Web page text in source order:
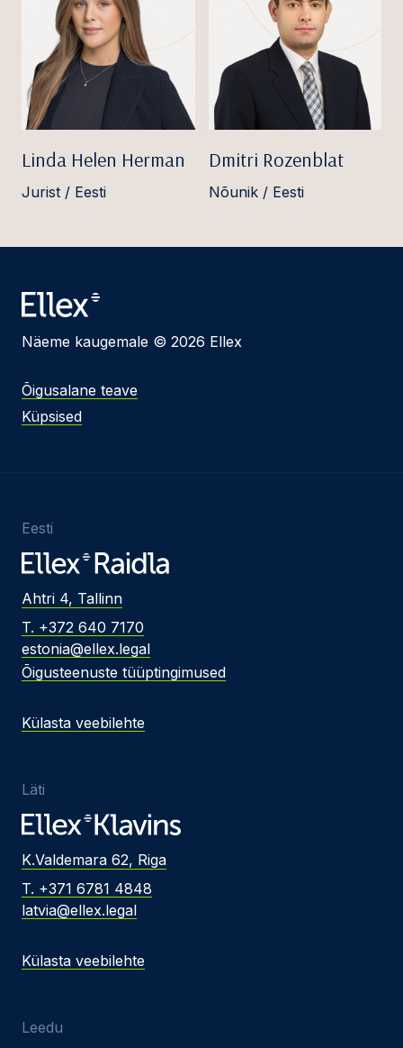
Linda Helen Herman
Jurist / Eesti
Dmitri Rozenblat
Nõunik / Eesti
Näeme kaugemale © 2026 Ellex
Õigusalane teave
Küpsised
Eesti
Ahtri 4, Tallinn
T. +372 640 7170
estonia@ellex.legal
Õigusteenuste tüüptingimused
Külasta veebilehte
Läti
K.Valdemara 62, Riga
T. +371 6781 4848
latvia@ellex.legal
Külasta veebilehte
Leedu